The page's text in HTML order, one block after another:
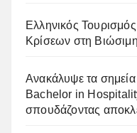
Ελληνικός
Κρίσεων στη
Ανακάλυψε τα
Bachelor in
σπουδάζοντας